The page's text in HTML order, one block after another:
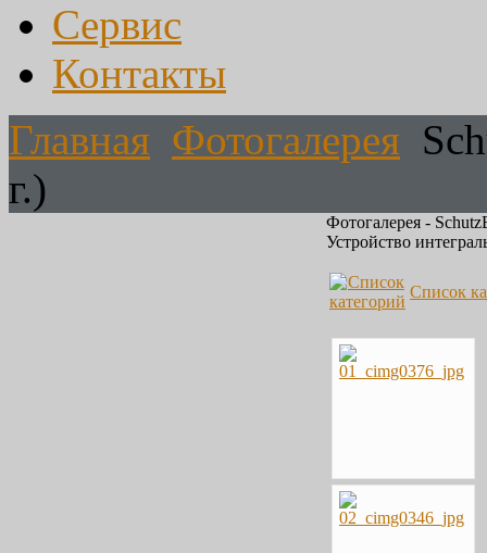
Сервис
Контакты
Главная Фотогалерея
г.)
Фотогалерея -
Устройство
Список